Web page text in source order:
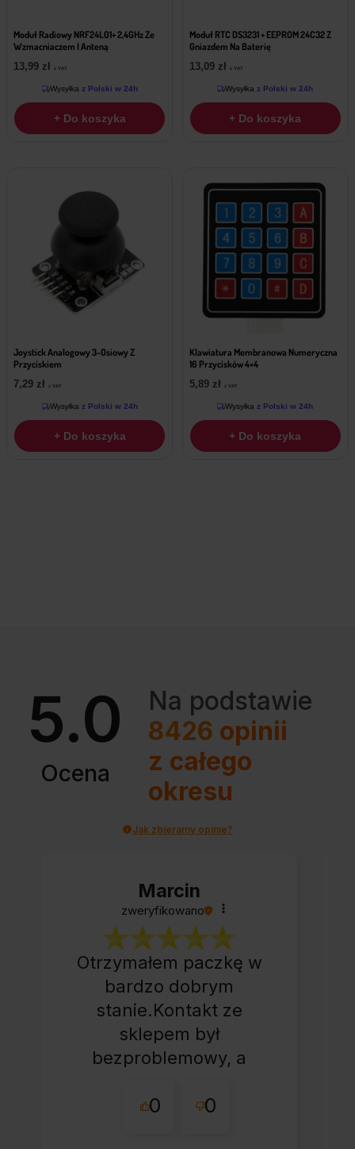
Moduł Radiowy NRF24L01+ 2,4GHz Ze
Wzmacniaczem I Anteną
13,99 zł z VAT
Wysyłka z Polski w 24h
+ Do koszyka
Moduł RTC DS3231 + EEPROM 24C32 Z
Gniazdem Na Baterię
13,09 zł z VAT
Wysyłka z Polski w 24h
+ Do koszyka
Joystick Analogowy 3-Osiowy Z
Przyciskiem
7,29 zł z VAT
Wysyłka z Polski w 24h
+ Do koszyka
Klawiatura Membranowa Numeryczna
16 Przycisków 4×4
5,89 zł z VAT
Wysyłka z Polski w 24h
+ Do koszyka
5.0
Ocena
Na podstawie
8426 opinii
z całego
okresu
Jak zbieramy opinie?
Marcin
zweryfikowano
Otrzymałem paczkę w
bardzo dobrym
stanie.Kontakt ze
sklepem był
bezproblemowy, a
przebiegło sprawnie.
0 0